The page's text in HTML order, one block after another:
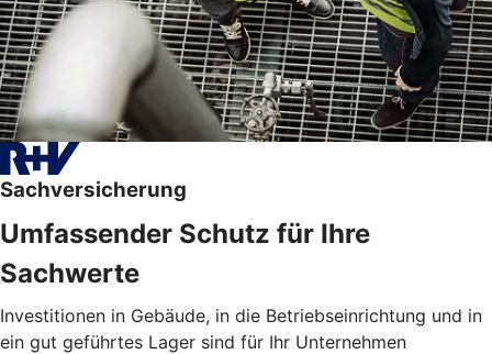
Sachversicherung
Umfassender Schutz für Ihre
Sachwerte
Investitionen in Gebäude, in die Betriebseinrichtung und in
ein gut geführtes Lager sind für Ihr Unternehmen